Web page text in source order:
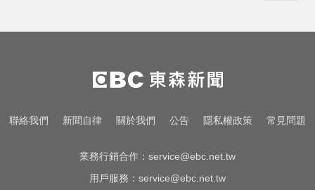
震 股價重挫4%
TPBL／官宣確定了！林庭謙重磅加
盟臺北台新戰神
新／前台南議長郭信良涉侵占 檢建
聯絡我們 新聞自律 關於我們 公告 隱私權政策 常見問題
業務行銷合作： service@ebc.net.tw
用戶服務： service@ebc.net.tw